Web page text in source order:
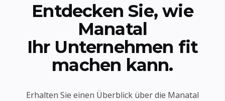
Entdecken Sie, wie
Manatal
Ihr Unternehmen fit
machen kann.
Erhalten Sie einen Überblick über die Manatal